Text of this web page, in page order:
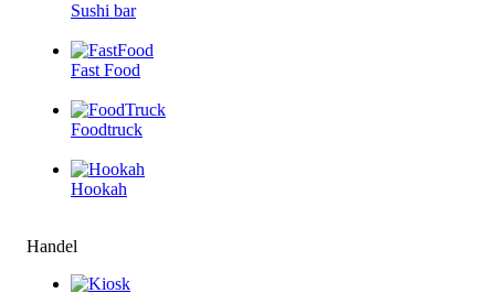
Sushi bar
Fast Food
Foodtruck
Hookah
Handel